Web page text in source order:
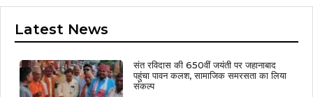
Latest News
संत रविदास की 650वीं जयंती पर जहानाबाद
पहुंचा पावन कलश, सामाजिक समरसता का लिया
संकल्प